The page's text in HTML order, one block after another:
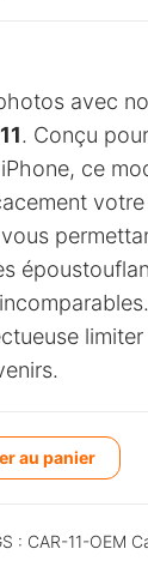
avec
. Conçu
ce
au panier
A
e
: CAR-11-OEM